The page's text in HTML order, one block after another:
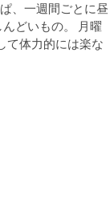
、一週間ごとに昼
どいもの。 月曜
て体力的には楽な